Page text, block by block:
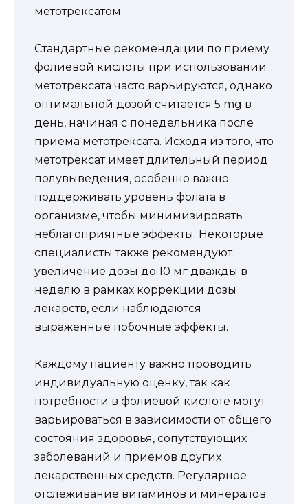
метотрексатом.
Стандартные рекомендации по приему
фолиевой кислоты при использовании
метотрексата часто варьируются, однако
оптимальной дозой считается 5 mg в
день, начиная с понедельника после
приема метотрексата. Исходя из того, что
метотрексат имеет длительный период
полувыведения, особенно важно
поддерживать уровень фолата в
организме, чтобы минимизировать
неблагоприятные эффекты. Некоторые
специалисты также рекомендуют
увеличение дозы до 10 мг дважды в
неделю в рамках коррекции дозы
лекарств, если наблюдаются
выраженные побочные эффекты.
Каждому пациенту важно проводить
индивидуальную оценку, так как
потребности в фолиевой кислоте могут
варьироваться в зависимости от общего
состояния здоровья, сопутствующих
заболеваний и приемов других
лекарственных средств. Регулярное
отслеживание витаминов и минералов